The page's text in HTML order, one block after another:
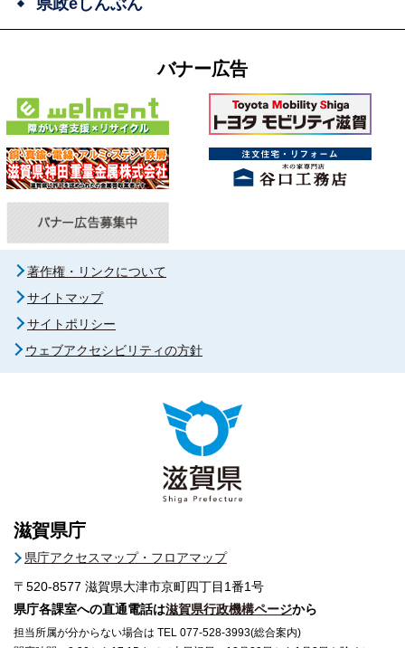
県政eしんぶん
バナー広告
著作権・リンクについて
サイトマップ
サイトポリシー
ウェブアクセシビリティの方針
滋賀県庁
県庁アクセスマップ・フロアマップ
〒520-8577 滋賀県大津市京町四丁目1番1号
県庁各課室への直通電話は滋賀県行政機構ページから
担当所属が分からない場合は TEL 077-528-3993(総合案内)